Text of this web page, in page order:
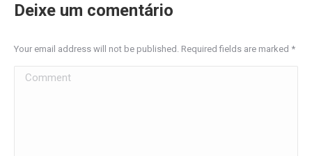
Deixe um comentário
Your email address will not be published. Required fields are marked *
Comment